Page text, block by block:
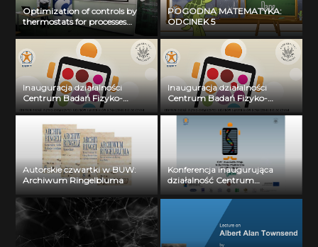
Optimization of controls by
thermostats for processes
described by PDEs. mgr
Grzegorz Dudziuk, 3
października 2014r.
POGODNA MATEMATYKA:
ODCINEK 5
Inauguracja działalności
Centrum Badań Fizyko-
Chemicznych Układów i
Materiałów o Znaczeniu
Biologicznym: dr Jarosław
Choiński
Inauguracja działalności
Centrum Badań Fizyko-
Chemicznych Układów i
Materiałów o Znaczeniu
Biologicznym: dr Bohdan
Autorskie czwartki w BUW:
Archiwum Ringelbluma
Konferencja inaugurująca
działalność Centrum
Wielkoskalowego Modelowania
i Przetwarzania Danych
Biomedycznych: Prof. dr hab.